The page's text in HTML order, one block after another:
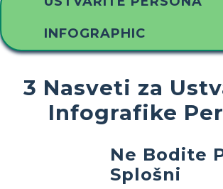
INFOGRAPHIC
3 Nasveti za
Infografike
Ne Bodite
Splošni